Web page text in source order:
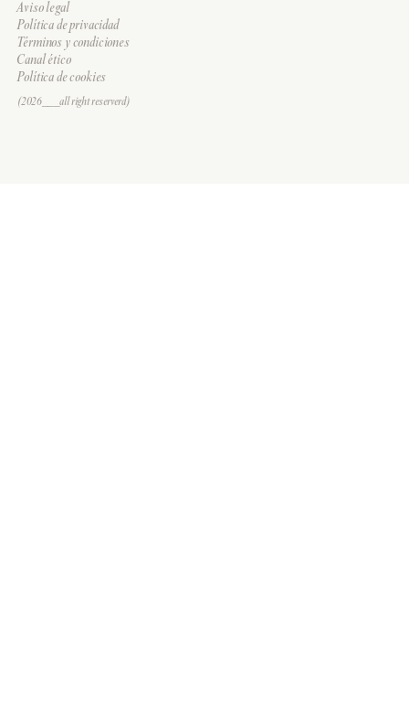
Aviso legal
Política de privacidad
Términos y condiciones
Canal ético
Política de cookies
(2026___all right reserverd)